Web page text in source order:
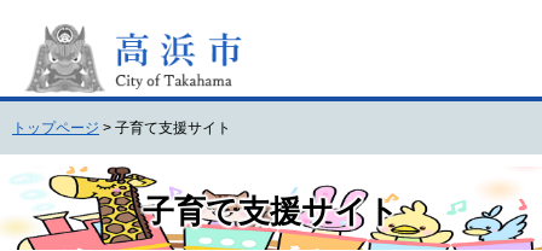
頭
す
飛
し
本
トップページ > 子育て支援サイト
子育て支援サイト